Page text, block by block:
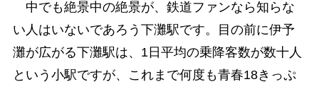
中でも絶景中の絶景が、鉄道ファンなら知らな
い人はいないであろう下灘駅です。目の前に伊予
灘が広がる下灘駅は、1日平均の乗降客数が数十人
という小駅ですが、これまで何度も青春18きっぷ